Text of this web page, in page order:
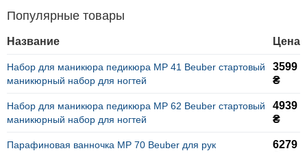
Популярные товары
Название Цена
Набор для маникюра педикюра MP 41 Beuber стартовый
маникюрный набор для ногтей
3599
₴
Набор для маникюра педикюра MP 62 Beuber стартовый
маникюрный набор для ногтей
4939
₴
Парафиновая ванночка MP 70 Beuber для рук
6279